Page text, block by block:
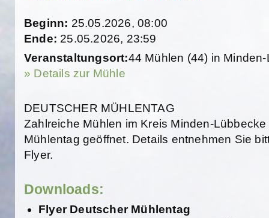
Beginn: 25.05.2026, 08:00
Ende: 25.05.2026, 23:59
Veranstaltungsort:44 Mühlen (44) in
» Details zur Mühle
DEUTSCHER MÜHLENTAG
Zahlreiche Mühlen im Kreis Minden-
Mühlentag geöffnet. Details entnehmen Sie
Flyer.
Downloads:
Flyer Deutscher Mühlentag